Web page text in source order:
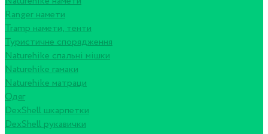
Ranger намети
Tramp намети, тенти
Туристичне спорядження
Naturehike спальні мішки
Naturehike гамаки
Naturehike матраци
Одяг
DexShell шкарпетки
DexShell рукавички